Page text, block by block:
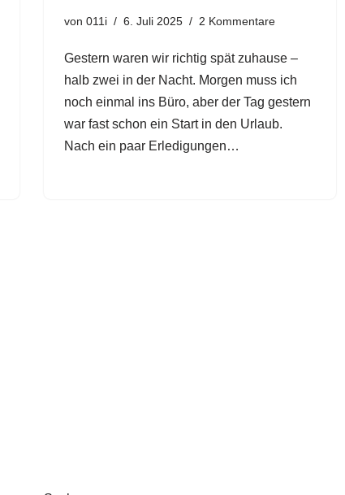
von 011i 6. Juli 2025 2 Kommentare
Gestern waren wir richtig spät zuhause –
halb zwei in der Nacht. Morgen muss ich
noch einmal ins Büro, aber der Tag gestern
war fast schon ein Start in den Urlaub.
Nach ein paar Erledigungen…